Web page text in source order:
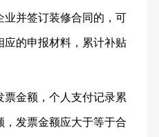
业并签订装修合同的，可
应的申报材料，累计补贴
金额，个人支付记录累
发票金额应大于等于合